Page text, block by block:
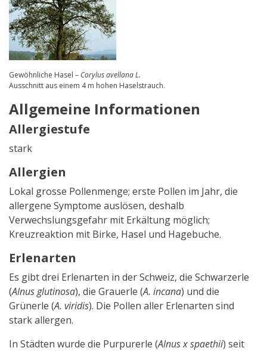
Gewöhnliche Hasel – Corylus avellana L.
Ausschnitt aus einem 4 m hohen Haselstrauch.
Allgemeine Informationen
Allergiestufe
stark
Allergien
Lokal grosse Pollenmenge; erste Pollen im Jahr, die
allergene Symptome auslösen, deshalb
Verwechslungsgefahr mit Erkältung möglich;
Kreuzreaktion mit Birke, Hasel und Hagebuche.
Erlenarten
Es gibt drei Erlenarten in der Schweiz, die Schwarzerle
(Alnus glutinosa), die Grauerle (A. incana) und die
Grünerle (A. viridis). Die Pollen aller Erlenarten sind
stark allergen.
In Städten wurde die Purpurerle (Alnus x spaethii) seit